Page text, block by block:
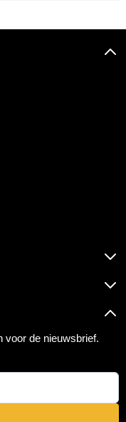
voor de nieuwsbrief.